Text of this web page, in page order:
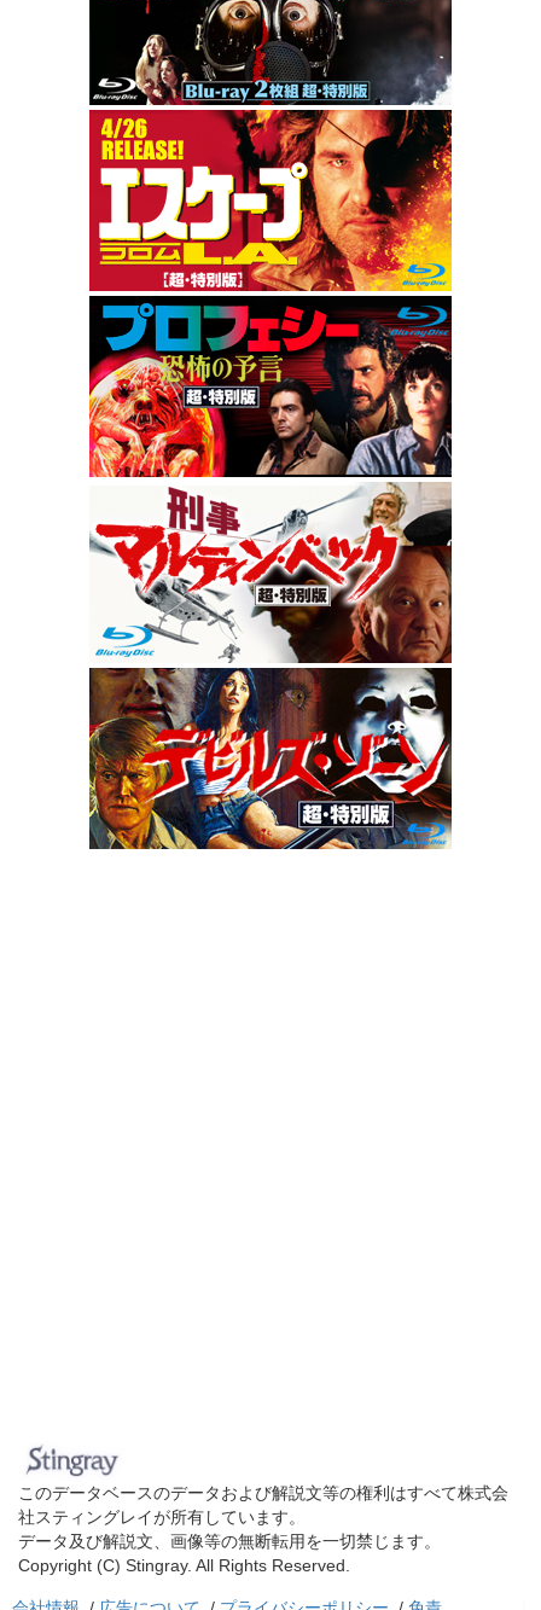
このデータベースのデータおよび解説文等の権利はすべて株式会
社スティングレイが所有しています。
データ及び解説文、画像等の無断転用を一切禁じます。
Copyright (C) Stingray. All Rights Reserved.